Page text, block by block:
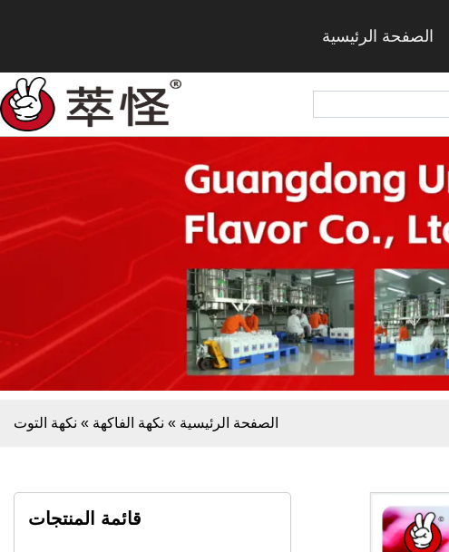
الصفحة الرئيسية
الصفحة الرئيسية » نكهة الفاكهة » نكهة التوت
قائمة المنتجات